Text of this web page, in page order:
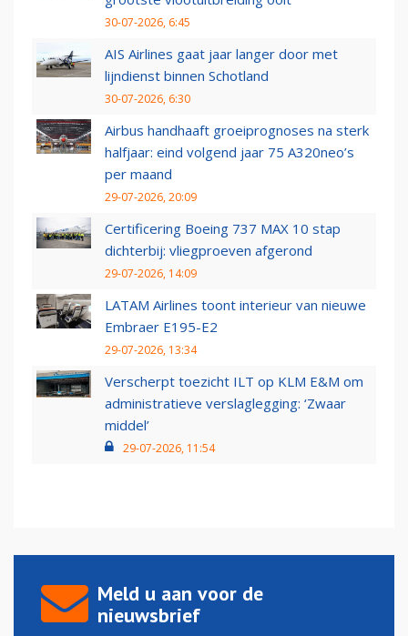
30-07-2026, 6:45
AIS Airlines gaat jaar langer door met
lijndienst binnen Schotland
30-07-2026, 6:30
Airbus handhaaft groeiprognoses na sterk
halfjaar: eind volgend jaar 75 A320neo’s
per maand
29-07-2026, 20:09
Certificering Boeing 737 MAX 10 stap
dichterbij: vliegproeven afgerond
29-07-2026, 14:09
LATAM Airlines toont interieur van nieuwe
Embraer E195-E2
29-07-2026, 13:34
Verscherpt toezicht ILT op KLM E&M om
administratieve verslaglegging: ‘Zwaar
middel’
29-07-2026, 11:54
Meld u aan voor de
nieuwsbrief